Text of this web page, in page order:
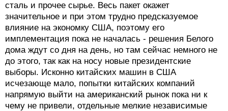
сталь и прочее сырье. Весь пакет окажет
значительное и при этом трудно предсказуемое
влияние на экономку США, поэтому его
имплементация пока не началась - решения Белого
дома ждут со дня на день, но там сейчас немного не
до этого, так как на носу новые президентские
выборы. Исконно китайских машин в США
исчезающе мало, попытки китайских компаний
напрямую выйти на американский рынок пока ни к
чему не привели, отдельные мелкие независимые